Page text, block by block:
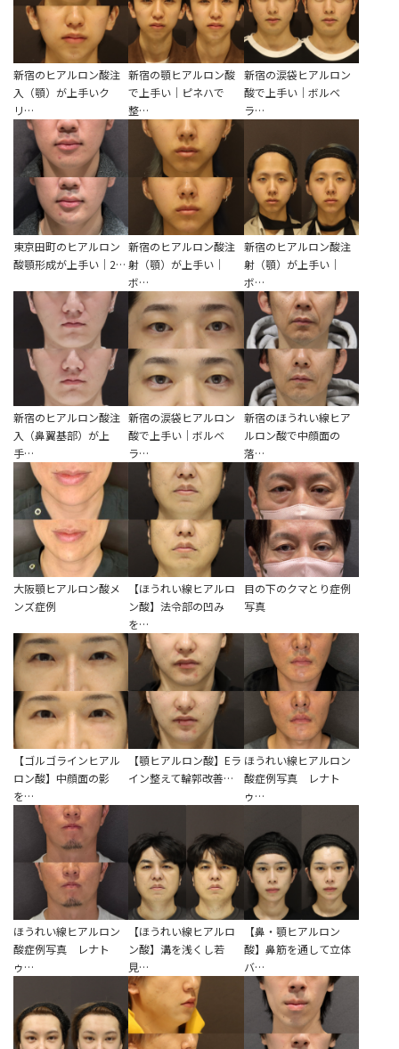
新宿のヒアルロン酸注
入（顎）が上手いク
リ…
新宿の顎ヒアルロン酸
で上手い｜ピネハで
整…
新宿の涙袋ヒアルロン
酸で上手い｜ボルベ
ラ…
東京田町のヒアルロン
酸顎形成が上手い｜2…
新宿のヒアルロン酸注
射（顎）が上手い｜
ボ…
新宿のヒアルロン酸注
射（顎）が上手い｜
ボ…
新宿のヒアルロン酸注
入（鼻翼基部）が上
手…
新宿の涙袋ヒアルロン
酸で上手い｜ボルベ
ラ…
新宿のほうれい線ヒア
ルロン酸で中顔面の
落…
大阪顎ヒアルロン酸メ
ンズ症例
【ほうれい線ヒアルロ
ン酸】法令部の凹み
を…
目の下のクマとり症例
写真
【ゴルゴラインヒアル
ロン酸】中顔面の影
を…
【顎ヒアルロン酸】Eラ
イン整えて輪郭改善…
ほうれい線ヒアルロン
酸症例写真 レナト
ゥ…
ほうれい線ヒアルロン
酸症例写真 レナト
ゥ…
【ほうれい線ヒアルロ
ン酸】溝を浅くし若
見…
【鼻・顎ヒアルロン
酸】鼻筋を通して立体
バ…